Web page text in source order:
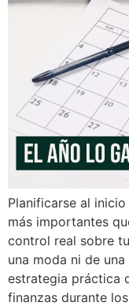
Planificarse al
más importantes
control real sobre
una moda ni de
estrategia práctica
finanzas durante